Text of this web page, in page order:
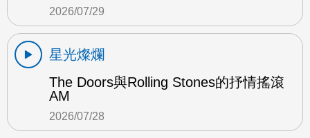
2026/07/29
星光燦爛
The Doors與Rolling Stones的抒情搖滾
AM
2026/07/28